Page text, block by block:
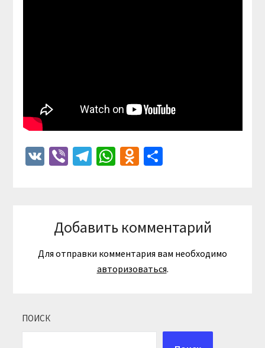
VKViberTelegram
WhatsApp
Odnoklassniki
Отправить
Добавить комментарий
Для отправки комментария вам необходимо
авторизоваться.
ПОИСК